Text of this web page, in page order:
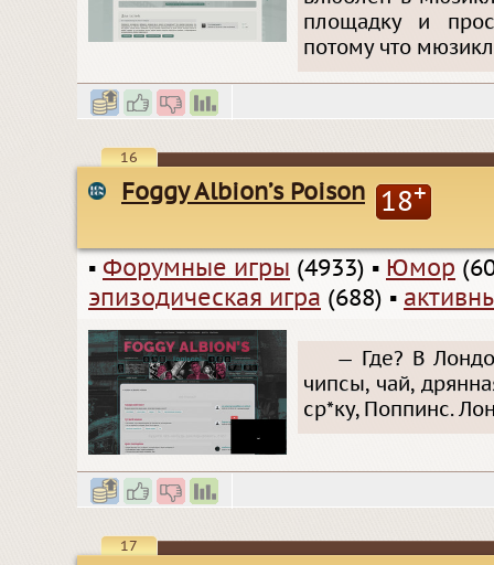
площадку и
потому что
16
Foggy Albion’s Poison 18+
▪ Форумные игры (4933) ▪ Юмор
эпизодическая игра (688) ▪
— Где? В
чипсы, чай,
ср*ку, Поппинс.
17